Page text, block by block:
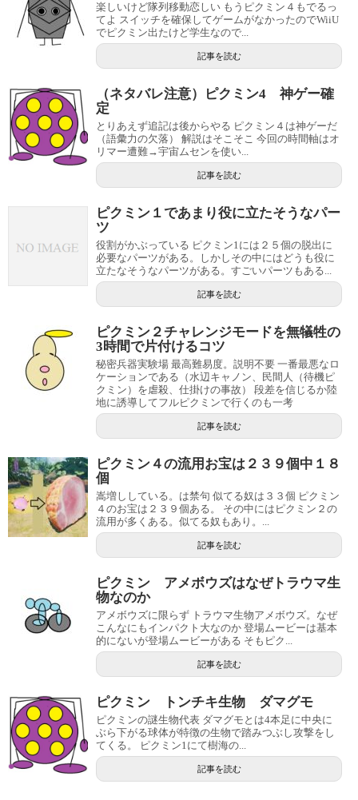
楽しいけど隊列移動恋しい もうピクミン４もでるっ
てよ スイッチを確保してゲームがなかったのでWiiU
でピクミン出たけど学生なので...
記事を読む
（ネタバレ注意）ピクミン4 神ゲー確
定
とりあえず追記は後からやる ピクミン４は神ゲーだ
（語彙力の欠落） 解説はそこそこ 今回の時間軸はオ
リマー遭難→宇宙ムセンを使い...
記事を読む
ピクミン１であまり役に立たそうなパー
ツ
役割がかぶっている ピクミン1には２５個の脱出に
必要なパーツがある。しかしその中にはどうも役に
立たなそうなパーツがある。すごいパーツもある...
記事を読む
ピクミン２チャレンジモードを無犠牲の
3時間で片付けるコツ
秘密兵器実験場 最高難易度。説明不要 一番最悪なロ
ケーションである（水辺キャノン、民間人（待機ピ
クミン）を虐殺、仕掛けの事故） 段差を信じるか陸
地に誘導してフルピクミンで行くのも一考
記事を読む
ピクミン４の流用お宝は２３９個中１８
個
嵩増ししている。は禁句 似てる奴は３３個 ピクミン
４のお宝は２３９個ある。 その中にはピクミン２の
流用が多くある。似てる奴もあり。...
記事を読む
ピクミン アメボウズはなぜトラウマ生
物なのか
アメボウズに限らず トラウマ生物アメボウズ。なぜ
こんなにもインパクト大なのか 登場ムービーは基本
的にないが登場ムービーがある そもピク...
記事を読む
ピクミン トンチキ生物 ダマグモ
ピクミンの謎生物代表 ダマグモとは4本足に中央に
ぶら下がる球体が特徴の生物で踏みつぶし攻撃をし
てくる。 ピクミン1にて樹海の...
記事を読む